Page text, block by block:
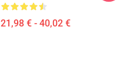
21,98 € - 40,02 €